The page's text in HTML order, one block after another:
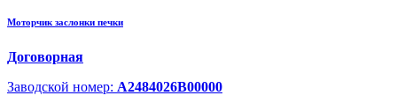
Моторчик заслонки печки
Договорная
Заводской номер: A2484026B00000